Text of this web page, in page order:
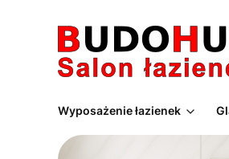
Wyposażenie łazienek